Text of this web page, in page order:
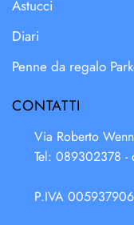
Astucci
Diari
Penne da regalo
CONTATTI
Via Roberto
Tel: 089302378 -
P.IVA